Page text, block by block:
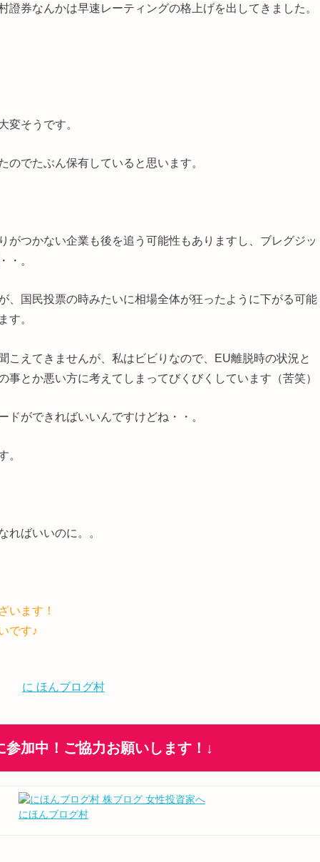
證券なんかは早速レーティングの格上げを出してきました。
変そうです。
でたぶん保有していると思います。
がつかない企業も後を追う可能性もありますし、ブレグジッ
・。
、国民投票の時みたいに相場全体が狂ったように下がる可能
す。
こえてきませんが、私はビビりなので、EU離脱時の状況と
とか悪い方に考えてしまってびくびくしています（苦笑）
ができればいいんですけどね・・。
。
ればいいのに。。
います！
です♪
に ほんブログ村
参加中！ご協力お願いします！↓
にほんブログ村